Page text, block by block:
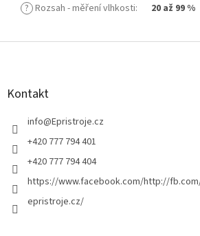
? Rozsah - měření vlhkosti: 20 až 99 %
Z
Kontakt
info@Epristroje.cz
+420 777 794 401
+420 777 794 404
https://www.facebook.com/http://
epristroje.cz/